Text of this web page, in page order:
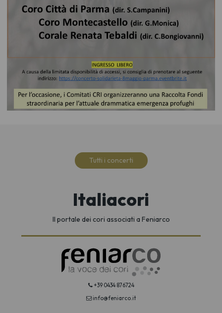
Tutti i concerti
Italiacori
Il portale dei cori associati a Feniarco
+39 0434 876724
info@feniarco.it